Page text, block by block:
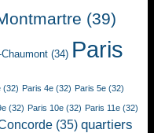
(39)
(34) Paris
(32) Paris 4e (32) Paris 5e (32)
(32) Paris 10e (32) Paris 11e (32)
(35) quartiers